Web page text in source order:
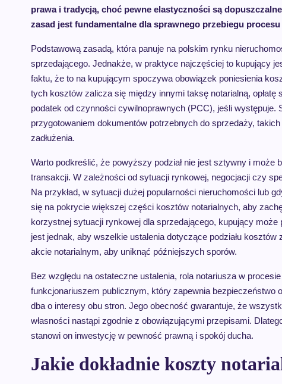
prawa i tradycją, choć pewne elastyczności są
zasad jest fundamentalne dla sprawnego przebiegu
Podstawową zasadą, która panuje na polskim rynku
sprzedającego. Jednakże, w praktyce najczęściej to kupujący
faktu, że to na kupującym spoczywa obowiązek poniesienia
tych kosztów zalicza się między innymi taksę notarialną,
podatek od czynności cywilnoprawnych (PCC), jeśli
przygotowaniem dokumentów potrzebnych do sprzedaży,
zadłużenia.
Warto podkreślić, że powyższy podział nie jest sztywny i
transakcji. W zależności od sytuacji rynkowej, negocjacji czy
Na przykład, w sytuacji dużej popularności nieruchomości lub
się na pokrycie większej części kosztów notarialnych, aby
korzystnej sytuacji rynkowej dla sprzedającego, kupujący
jest jednak, aby wszelkie ustalenia dotyczące podziału
akcie notarialnym, aby uniknąć późniejszych sporów.
Bez względu na ostateczne ustalenia, rola notariusza w
funkcjonariuszem publicznym, który zapewnia bezpieczeństwo
dba o interesy obu stron. Jego obecność gwarantuje, że
własności nastąpi zgodnie z obowiązującymi przepisami.
stanowi on inwestycję w pewność prawną i spokój ducha.
Jakie dokładnie koszty